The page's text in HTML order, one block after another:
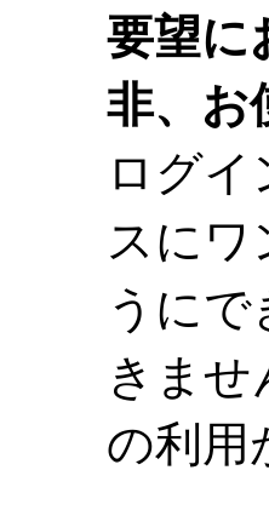
要望に
非、お
ログ
スにワ
うに
きま
の利用